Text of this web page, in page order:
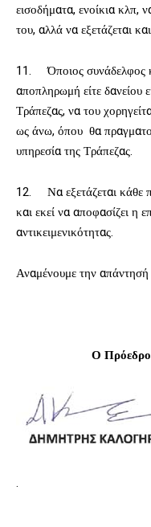
εισοδήματα, ενοίκια κλπ,
του, αλλά να εξετάζεται
11. Όποιος συνάδελφος
αποπληρωμή είτε δανείου
Τράπεζας, να του
ως άνω, όπου θα
υπηρεσία της Τράπεζας.
12. Να εξετάζεται κάθε
και εκεί να αποφασίζει η
αντικειμενικότητας.
Αναμένουμε την απάντησή
Ο
.